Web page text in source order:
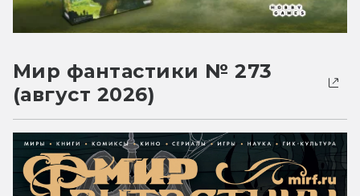
Мир фантастики № 273
(август 2026)